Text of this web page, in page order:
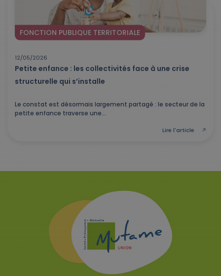
FONCTION PUBLIQUE TERRITORIALE
12/05/2026
Petite enfance : les collectivités face à une crise
structurelle qui s’installe
Le constat est désormais largement partagé : le secteur de la
petite enfance traverse une...
Lire l'article